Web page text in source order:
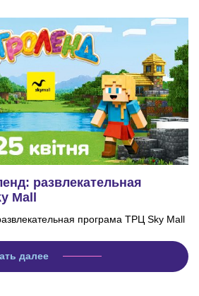
развлекательная
Mall
програма ТРЦ Sky Mall
далее